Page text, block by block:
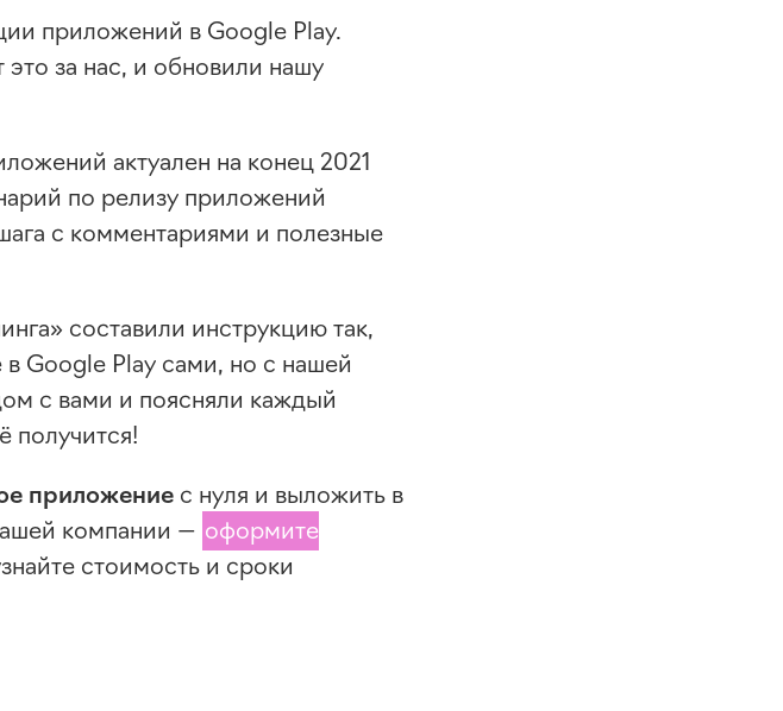
приложений в Google Play.
это за нас, и обновили нашу
актуален на конец 2021
по релизу приложений
с комментариями и полезные
составили инструкцию так,
Google Play сами, но с нашей
с вами и поясняли каждый
получится!
приложение с нуля и выложить в
компании — оформите
стоимость и сроки